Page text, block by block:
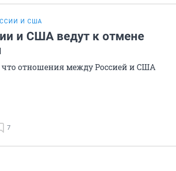
И США
и США ведут к отмене
отношения между Россией и США
7